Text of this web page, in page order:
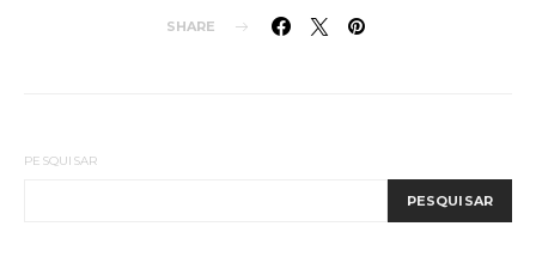
SHARE
PESQUISAR
PESQUISAR